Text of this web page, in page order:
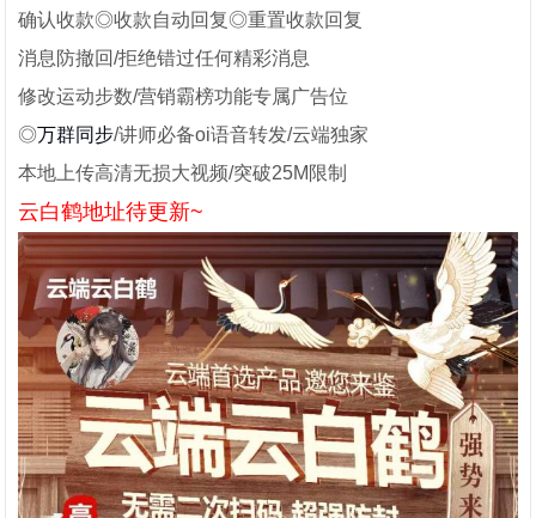
确认收款◎收款自动回复◎重置收款回复
消息防撤回/拒绝错过任何精彩消息
修改运动步数/营销霸榜功能专属广告位
◎万群同步/讲师必备oi语音转发/云端独家
本地上传高清无损大视频/突破25M限制
云白鹤地址待更新~